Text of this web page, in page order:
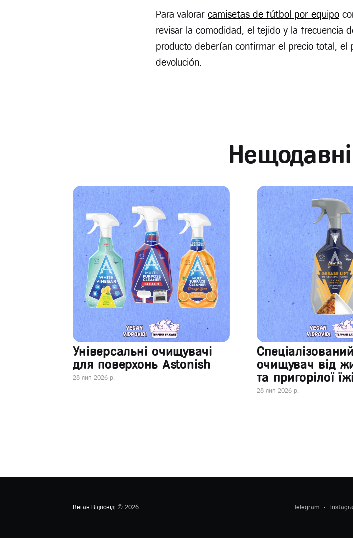
Para valorar camisetas de fútbol por equipo
revisar la comodidad, el tejido y la frecuencia
producto deberían confirmar el precio total, el
devolución.
Універсальні очищувачі
для поверхонь Astonish
28 лип 2026 р.
Спеціалізований
очищувач від
та пригорілої
28 лип 2026 р.
Веган Відповіді © 2026 Telegram